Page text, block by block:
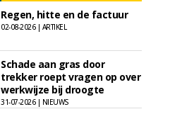
Regen, hitte en de factuur
02-08-2026 | ARTIKEL
Schade aan gras door
trekker roept vragen op over
werkwijze bij droogte
31-07-2026 | NIEUWS